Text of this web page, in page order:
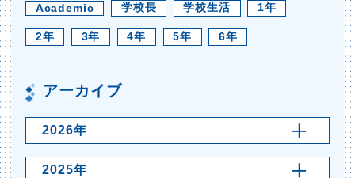
Academic 学校長 学校生活 1年
2年 3年 4年 5年 6年
アーカイブ
2026年
2025年